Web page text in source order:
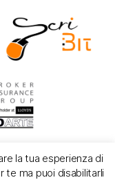
la tua esperienza di
te ma puoi disabilitarli